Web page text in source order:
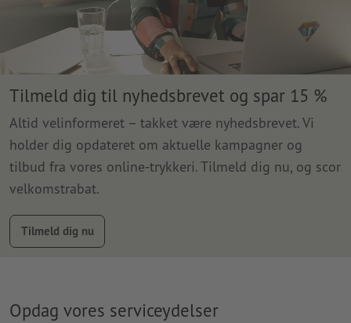
Tilmeld dig til nyhedsbrevet og spar 15 %
Altid velinformeret – takket være nyhedsbrevet. Vi
holder dig opdateret om aktuelle kampagner og
tilbud fra vores online-trykkeri. Tilmeld dig nu, og scor
velkomstrabat.
Tilmeld dig nu
Opdag vores serviceydelser